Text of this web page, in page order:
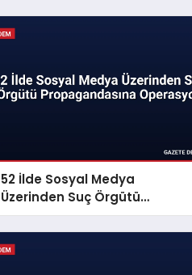
52 İlde Sosyal Medya
Üzerinden Suç Örgütü
Propagandasına Operasyon